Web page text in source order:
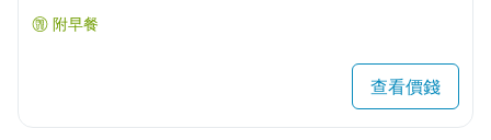
附早餐
查看價錢